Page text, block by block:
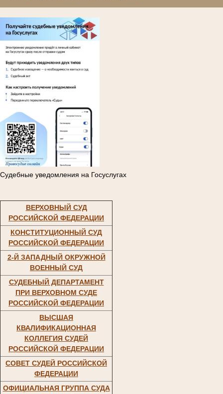
Судебные уведомления на Госуслугах
ВЕРХОВНЫЙ СУД
РОССИЙСКОЙ ФЕДЕРАЦИИ
КОНСТИТУЦИОННЫЙ СУД
РОССИЙСКОЙ ФЕДЕРАЦИИ
2-Й ЗАПАДНЫЙ ОКРУЖНОЙ
ВОЕННЫЙ СУД
СУДЕБНЫЙ ДЕПАРТАМЕНТ
ПРИ ВЕРХОВНОМ СУДЕ
РОССИЙСКОЙ ФЕДЕРАЦИИ
ВЫСШАЯ
КВАЛИФИКАЦИОННАЯ
КОЛЛЕГИЯ СУДЕЙ
РОССИЙСКОЙ ФЕДЕРАЦИИ
СОВЕТ СУДЕЙ РОССИЙСКОЙ
ФЕДЕРАЦИИ
ОФИЦИАЛЬНАЯ ГРУППА СУДА